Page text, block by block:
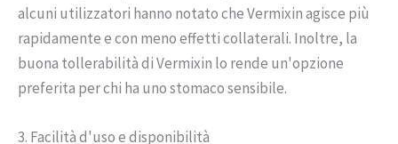
alcuni utilizzatori hanno notato che Vermixin agisce più
rapidamente e con meno effetti collaterali. Inoltre, la
buona tollerabilità di Vermixin lo rende un'opzione
preferita per chi ha uno stomaco sensibile.
3. Facilità d'uso e disponibilità